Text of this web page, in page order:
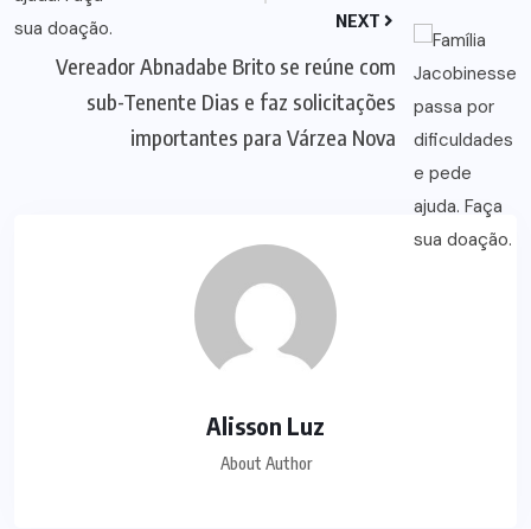
NEXT
Vereador Abnadabe Brito se reúne com
sub-Tenente Dias e faz solicitações
importantes para Várzea Nova
Alisson Luz
About Author